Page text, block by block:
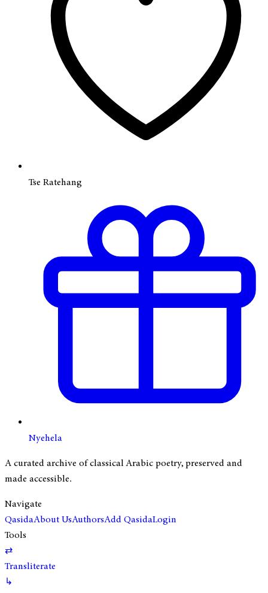
Tse Ratehang
Nyehela
A curated archive of classical Arabic poetry, preserved and
made accessible.
Navigate
QasidaAbout UsAuthorsAdd QasidaLogin
Tools
⇄
Transliterate
↳